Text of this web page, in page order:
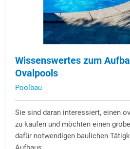
Wissenswertes zum
Ovalpools
Poolbau
Sie sind daran interessiert, einen
zu kaufen und möchten einen
dafür notwendigen baulichen